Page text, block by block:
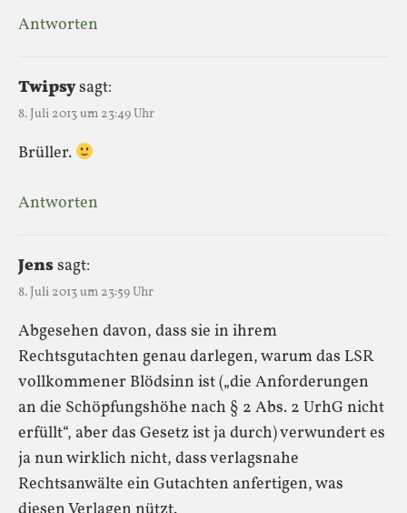
Antworten
Twipsysagt:
8. Juli 2013 um 23:49 Uhr
Brüller.
Antworten
Jenssagt:
8. Juli 2013 um 23:59 Uhr
Abgesehen davon, dass sie in ihrem
Rechtsgutachten genau darlegen, warum das LSR
vollkommener Blödsinn ist („die Anforderungen
an die Schöpfungshöhe nach § 2 Abs. 2 UrhG nicht
erfüllt“, aber das Gesetz ist ja durch) verwundert es
ja nun wirklich nicht, dass verlagsnahe
Rechtsanwälte ein Gutachten anfertigen, was